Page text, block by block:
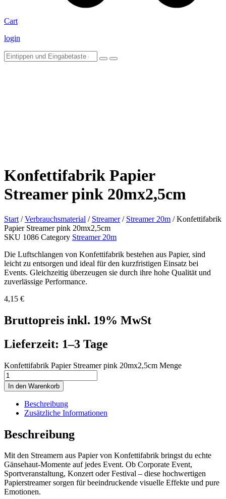
Cart
login
Konfettifabrik Papier
Streamer pink 20mx2,5cm
Start /Verbrauchsmaterial / Streamer/ Streamer 20m / Konfettifabrik
Papier Streamer pink 20mx2,5cm
SKU 1086 Category Streamer 20m
Die Luftschlangen von Konfettifabrik bestehen aus Papier, sind
leicht zu entsorgen und ideal für den kurzfristigen Einsatz bei
Events. Gleichzeitig überzeugen sie durch ihre hohe Qualität und
zuverlässige Performance.
4,15 €
Bruttopreis inkl. 19% MwSt
Lieferzeit: 1–3 Tage
Konfettifabrik Papier Streamer pink 20mx2,5cm Menge
In den Warenkorb
Beschreibung
Zusätzliche Informationen
Beschreibung
Mit den Streamern aus Papier von Konfettifabrik bringst du echte
Gänsehaut-Momente auf jedes Event. Ob Corporate Event,
Sportveranstaltung, Konzert oder Festival – diese hochwertigen
Papierstreamer sorgen für beeindruckende visuelle Effekte und pure
Emotionen.